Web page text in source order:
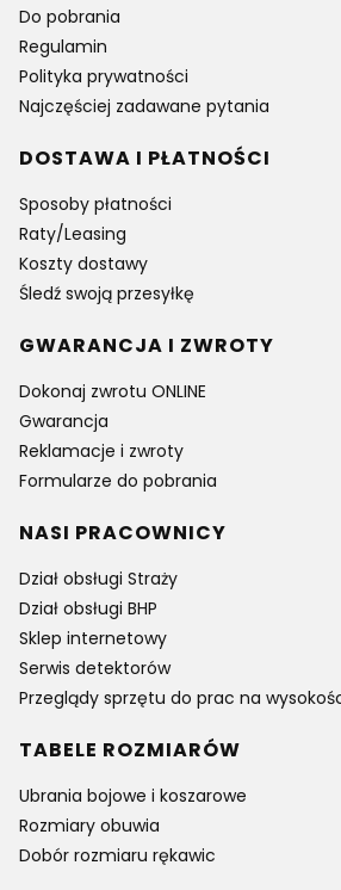
Do pobrania
Regulamin
Polityka prywatności
Najczęściej zadawane pytania
DOSTAWA I PŁATNOŚCI
Sposoby płatności
Raty/Leasing
Koszty dostawy
Śledź swoją przesyłkę
GWARANCJA I ZWROTY
Dokonaj zwrotu ONLINE
Gwarancja
Reklamacje i zwroty
Formularze do pobrania
NASI PRACOWNICY
Dział obsługi Straży
Dział obsługi BHP
Sklep internetowy
Serwis detektorów
Przeglądy sprzętu do prac na
TABELE ROZMIARÓW
Ubrania bojowe i koszarowe
Rozmiary obuwia
Dobór rozmiaru rękawic